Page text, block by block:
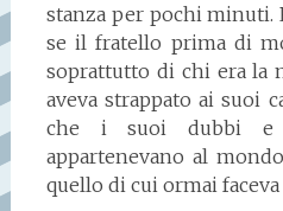
stanza per pochi minuti.
se il fratello prima di
soprattutto di chi era la
aveva strappato ai suoi
che i suoi dubbi e
appartenevano al
quello di cui ormai